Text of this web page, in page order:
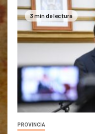
3 min de lectura
PROVINCIA